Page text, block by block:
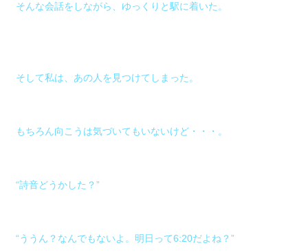
そんな会話をしながら、ゆっくりと駅に着いた。
そして私は、あの人を見つけてしまった。
もちろん向こうは気づいてもいないけど・・・。
“詩音どうかした？”
“ううん？なんでもないよ。明日って6:20だよね？”